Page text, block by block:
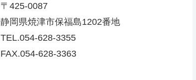
〒425-0087
静岡県焼津市保福島1202番地
TEL.054-628-3355
FAX.054-628-3363